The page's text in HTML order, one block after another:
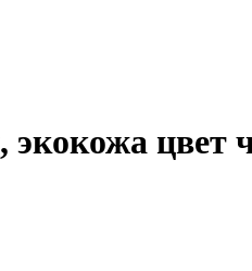
экокожа